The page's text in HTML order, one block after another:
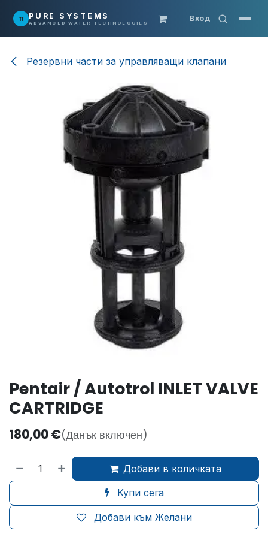
π PURE SYSTEMS
ADVANCED WATER TECHNOLOGIES
Вход
Резервни части за управляващи клапани
Pentair / Autotrol INLET VALVE
CARTRIDGE
180,00€(Данък включен)
Добави в количката
Купи сега
Добави към Желани